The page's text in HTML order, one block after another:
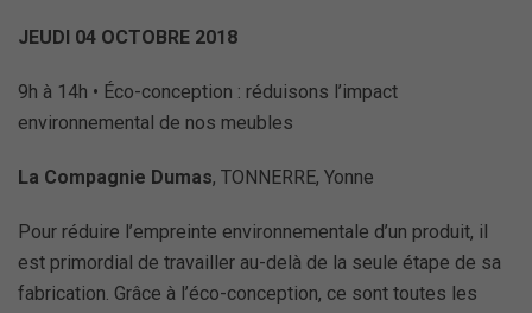
JEUDI 04 OCTOBRE 2018
9h à 14h • Éco-conception : réduisons l’impact
environnemental de nos meubles
La Compagnie Dumas, TONNERRE, Yonne
Pour réduire l’empreinte environnementale d’un produit, il
est primordial de travailler au-delà de la seule étape de sa
fabrication. Grâce à l’éco-conception, ce sont toutes les